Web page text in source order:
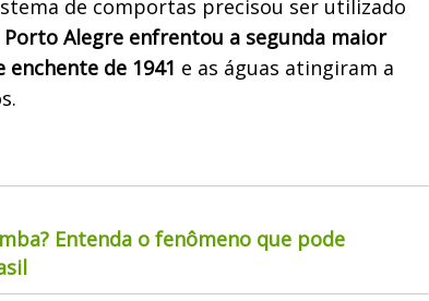
de comportas precisou ser utilizado
Porto Alegre enfrentou a segunda maior
enchente de 1941 e as águas atingiram a
Entenda o fenômeno que pode